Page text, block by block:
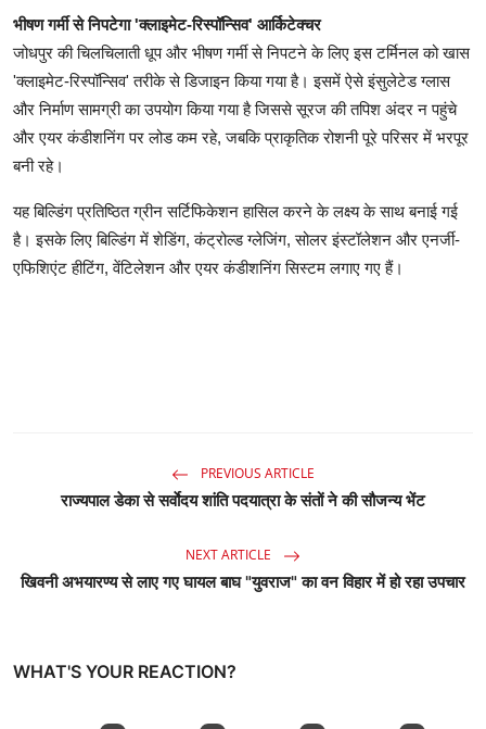
भीषण गर्मी से निपटेगा 'क्लाइमेट-रिस्पॉन्सिव' आर्किटेक्चर
जोधपुर की चिलचिलाती धूप और भीषण गर्मी से निपटने के लिए इस टर्मिनल को खास
'क्लाइमेट-रिस्पॉन्सिव' तरीके से डिजाइन किया गया है। इसमें ऐसे इंसुलेटेड ग्लास
और निर्माण सामग्री का उपयोग किया गया है जिससे सूरज की तपिश अंदर न पहुंचे
और एयर कंडीशनिंग पर लोड कम रहे, जबकि प्राकृतिक रोशनी पूरे परिसर में भरपूर
बनी रहे।
यह बिल्डिंग प्रतिष्ठित ग्रीन सर्टिफिकेशन हासिल करने के लक्ष्य के साथ बनाई गई
है। इसके लिए बिल्डिंग में शेडिंग, कंट्रोल्ड ग्लेजिंग, सोलर इंस्टॉलेशन और एनर्जी-
एफिशिएंट हीटिंग, वेंटिलेशन और एयर कंडीशनिंग सिस्टम लगाए गए हैं।
PREVIOUS ARTICLE
राज्यपाल डेका से सर्वाेदय शांति पदयात्रा के संतों ने की सौजन्य भेंट
NEXT ARTICLE
खिवनी अभयारण्य से लाए गए घायल बाघ "युवराज" का वन विहार में हो रहा उपचार
WHAT'S YOUR REACTION?